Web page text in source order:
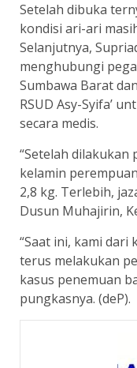
Setelah dibuka
kondisi ari-ari
Selanjutnya,
menghubungi
Sumbawa Barat
RSUD Asy-Syifa’
secara medis.
“Setelah dilakukan
kelamin
2,8 kg. Terlebih,
Dusun Muhajirin,
“Saat ini, kami dari
terus melakukan
kasus penemuan
pungkasnya. (deP).